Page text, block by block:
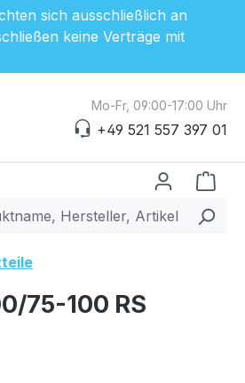
sich ausschließlich an
keine Verträge mit
Mo-Fr, 09:00-17:00 Uhr
+49 521 557 397 01
75-100 RS